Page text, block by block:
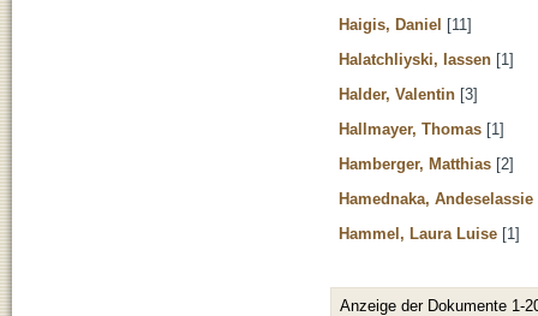
Haigis, Daniel [11]
Halatchliyski, Iassen [1]
Halder, Valentin [3]
Hallmayer, Thomas [1]
Hamberger, Matthias [2]
Hamednaka, Andeselassie
Hammel, Laura Luise [1]
Anzeige der Dokumente 1-